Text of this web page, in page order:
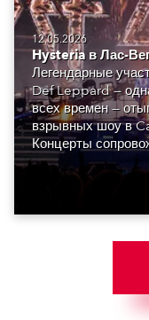
12.05.2026
Hysteria в Лас-
Легендарные
Def Leppard —
всех времен —
взрывных шоу в
Концерты
визуальным
Luz Studio.